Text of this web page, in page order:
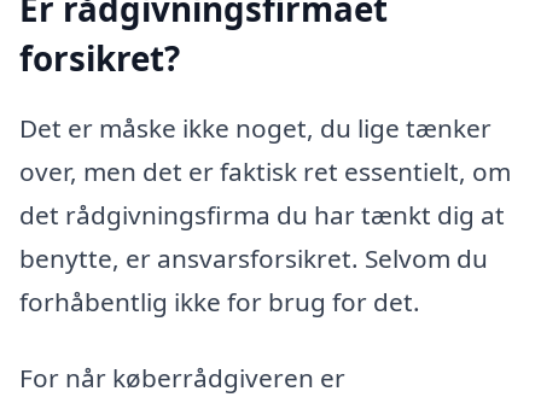
forsikret?
Det er måske ikke noget, du lige tænker
over, men det er faktisk ret essentielt, om
det rådgivningsfirma du har tænkt dig at
benytte, er ansvarsforsikret. Selvom du
forhåbentlig ikke for brug for det.
For når køberrådgiveren er